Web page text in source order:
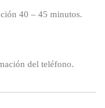
40 – 45 minutos.
del teléfono.